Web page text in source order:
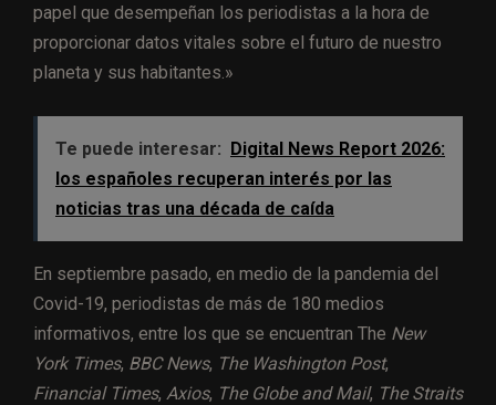
papel que desempeñan los periodistas a la hora de
proporcionar datos vitales sobre el futuro de nuestro
planeta y sus habitantes.»
Te puede interesar: Digital News Report 2026:
los españoles recuperan interés por las
noticias tras una década de caída
En septiembre pasado, en medio de la pandemia del
Covid-19, periodistas de más de 180 medios
informativos, entre los que se encuentran The New
York Times, BBC News, The Washington Post,
Financial Times, Axios, The Globe and Mail, The Straits